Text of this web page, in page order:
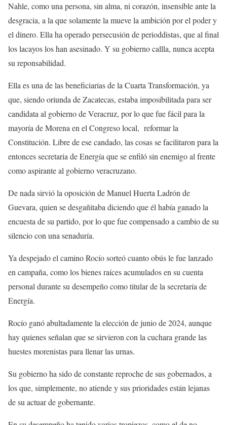
Nahle, como una persona, sin alma, ni corazón, insensible ante la
desgracia, a la que solamente la mueve la ambición por el poder y
el dinero. Ella ha operado persecusión de perioddistas, que al final
los lacayos los han asesinado. Y su gobierno callla, nunca acepta
su reponsabilidad.
Ella es una de las beneficiarias de la Cuarta Transformación, ya
que, siendo oriunda de Zacatecas, estaba imposibilitada para ser
candidata al gobierno de Veracruz, por lo que fue fácil para la
mayoría de Morena en el Congreso local, reformar la
Constitución. Libre de ese candado, las cosas se facilitaron para la
entonces secretaria de Energía que se enfiló sin enemigo al frente
como aspirante al gobierno veracruzano.
De nada sirvió la oposición de Manuel Huerta Ladrón de
Guevara, quien se desgañitaba diciendo que él había ganado la
encuesta de su partido, por lo que fue compensado a cambio de su
silencio con una senaduría.
Ya despejado el camino Rocío sorteó cuanto obús le fue lanzado
en campaña, como los bienes raíces acumulados en su cuenta
personal durante su desempeño como titular de la secretaría de
Energía.
Rocío ganó abultadamente la elección de junio de 2024, aunque
hay quienes señalan que se sirvieron con la cuchara grande las
huestes morenistas para llenar las urnas.
Su gobierno ha sido de constante reproche de sus gobernados, a
los que, simplemente, no atiende y sus prioridades están lejanas
de su actuar de gobernante.